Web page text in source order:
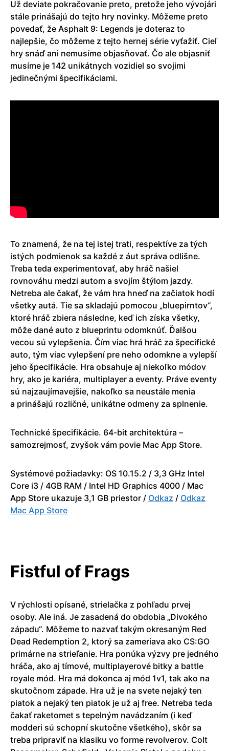
Už deviate pokračovanie preto, pretože jeho vývojári
stále prinášajú do tejto hry novinky. Môžeme preto
povedať, že Asphalt 9: Legends je doteraz to
najlepšie, čo môžeme z tejto hernej série vyťažiť. Cieľ
hry snáď ani nemusíme objasňovať. Čo ale objasniť
musíme je 142 unikátnych vozidiel so svojimi
jedinečnými špecifikáciami.
To znamená, že na tej istej trati, respektíve za tých
istých podmienok sa každé z áut správa odlišne.
Treba teda experimentovať, aby hráč našiel
rovnováhu medzi autom a svojím štýlom jazdy.
Netreba ale čakať, že vám hra hneď na začiatok hodí
všetky autá. Tie sa skladajú pomocou „bluepirntov“,
ktoré hráč zbiera následne, keď ich získa všetky,
môže dané auto z blueprintu odomknúť. Ďalšou
vecou sú vylepšenia. Čím viac hrá hráč za špecifické
auto, tým viac vylepšení pre neho odomkne a vylepší
jeho špecifikácie. Hra obsahuje aj niekoľko módov
hry, ako je kariéra, multiplayer a eventy. Práve eventy
sú najzaujímavejšie, nakoľko sa neustále menia
a prinášajú rozličné, unikátne odmeny za splnenie.
Technické špecifikácie. 64-bit architektúra –
samozrejmosť, zvyšok vám povie Mac App Store.
Systémové požiadavky: OS 10.15.2 / 3,3 GHz Intel
Core i3 / 4GB RAM / Intel HD Graphics 4000 / Mac
App Store ukazuje 3,1 GB priestor / Odkaz / Odkaz
Mac App Store
Fistful of Frags
V rýchlosti opísané, strielačka z pohľadu prvej
osoby. Ale iná. Je zasadená do obdobia „Divokého
západu“. Môžeme to nazvať takým okresaným Red
Dead Redemption 2, ktorý sa zameriava ako CS:GO
primárne na strieľanie. Hra ponúka výzvy pre jedného
hráča, ako aj tímové, multiplayerové bitky a battle
royale mód. Hra má dokonca aj mód 1v1, tak ako na
skutočnom západe. Hra už je na svete nejaký ten
piatok a nejaký ten piatok je už aj free. Netreba teda
čakať raketomet s tepelným navádzaním (i keď
modderi sú schopní skutočne všetkého), skôr sa
treba pripraviť na klasiku vo forme revolverov. Colt